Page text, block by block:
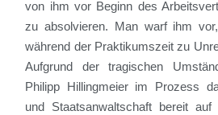
von ihm vor Beginn des
zu absolvieren. Man warf ihm
während der Praktikumszeit zu
Aufgrund der tragischen
Philipp Hillingmeier im Prozess
und Staatsanwaltschaft bereit auf